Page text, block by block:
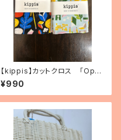
【kippis】カットクロス 「Oppi
／教育」（2色）
¥990